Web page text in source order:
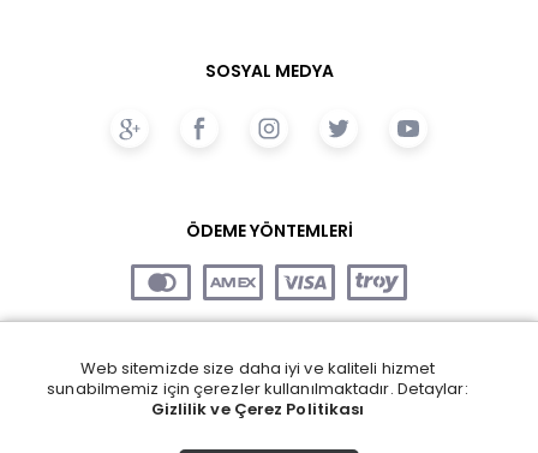
SOSYAL MEDYA
ÖDEME YÖNTEMLERİ
Web sitemizde size daha iyi ve kaliteli hizmet
sunabilmemiz için çerezler kullanılmaktadır. Detaylar:
Gizlilik ve Çerez Politikası